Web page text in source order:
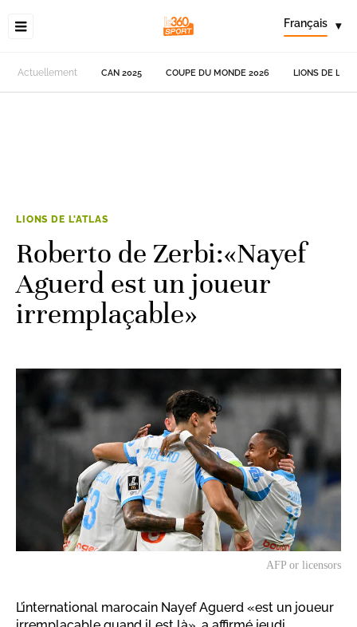
Français ▾
Actuellement CAN 2025 COUPE DU MONDE 2026 LIONS DE
LIONS DE L'ATLAS
Roberto de Zerbi:«Nayef
Aguerd est un joueur
irremplaçable»
AFP or licensors
L’international marocain Nayef Aguerd «est un joueur